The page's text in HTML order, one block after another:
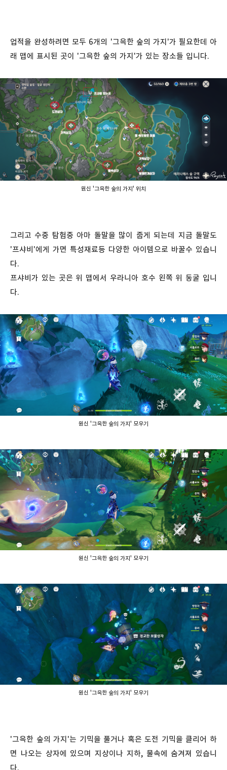
업적을 완성하려면 모두 6개의 '그윽한 숲의 가지'가 필요한데 아
래 맵에 표시된 곳이 '그윽한 숲의 가지'가 있는 장소들 입니다.
원신 '그윽한 숲의 가지' 위치
그리고 수중 탐험중 아마 돌말을 많이 줍게 되는데 지금 돌말도
'프샤비'에게 가면 특성재료등 다양한 아이템으로 바꿀수 있습니
다.
프샤비가 있는 곳은 위 맵에서 우라니아 호수 왼쪽 위 동굴 입니
다.
원신 '그윽한 숲의 가지' 모우기
원신 '그윽한 숲의 가지' 모우기
원신 '그윽한 숲의 가지' 모우기
'그윽한 숲의 가지'는 기믹을 풀거나 혹은 도전 기믹을 클리어 하
면 나오는 상자에 있으며 지상이나 지하, 물속에 숨겨져 있습니
다.